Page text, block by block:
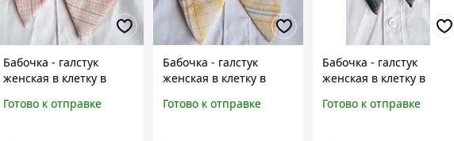
Бабочка - галстук
женская в клетку в
Розовый
Готово к отправке
Бабочка - галстук
женская в клетку в
Желтый
Готово к отправке
Бабочка - галстук
женская в клетку в
Разноцветный
Готово к отправке